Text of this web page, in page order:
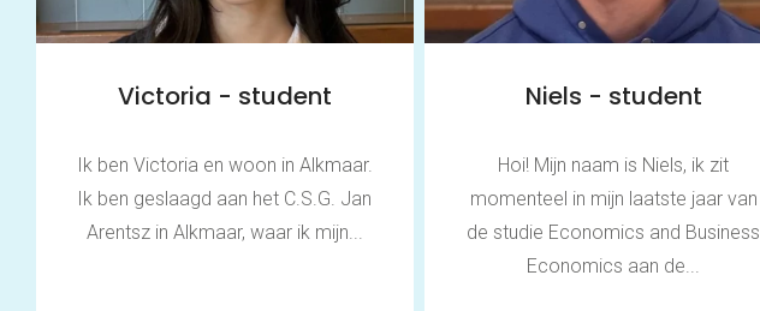
Victoria - student
Ik ben Victoria en woon in Alkmaar.
Ik ben geslaagd aan het C.S.G. Jan
Arentsz in Alkmaar, waar ik mijn...
Niels - student
Hoi! Mijn naam is Niels, ik zit
momenteel in mijn laatste jaar van
de studie Economics and Business
Economics aan de...